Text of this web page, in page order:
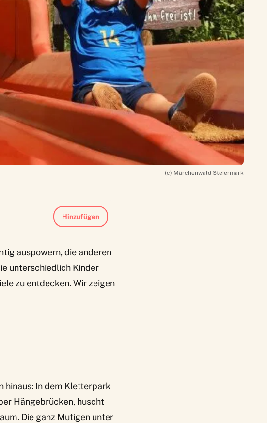
(c) Märchenwald Steiermark
Hinzufügen
auspowern, die anderen
unterschiedlich Kinder
zu entdecken. Wir zeigen
hinaus: In dem Kletterpark
Hängebrücken, huscht
Die ganz Mutigen unter